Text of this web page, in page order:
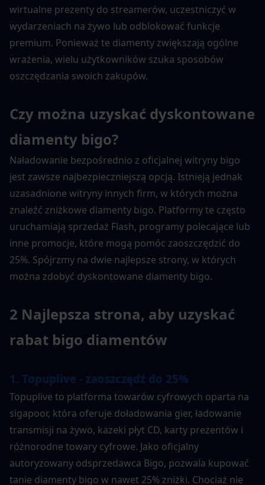
wirtualne prezenty do streamerów, uczestniczyć w
wydarzeniach na żywo lub odblokować funkcje
premium. Ponieważ te diamenty zwiększają ogólne
wrażenia, wielu użytkowników szuka sposobów
oszczędzania swoich zakupów.
Czy można uzyskać dyskontowane
diamenty bigo?
Naładowanie bezpośrednio z oficjalnej witryny bigo
jest zawsze najbezpieczniejszą opcją. Istnieją jednak
uzasadnione witryny innych firm, w których można
znaleźć zniżkowe diamenty bigo. Platformy te często
uruchamiają sprzedaż Flash, programy polecające lub
inne promocje, które mogą pomóc zaoszczędzić do
25%. Spójrzmy na dwie najlepsze strony, w których
można zdobyć dyskontowane diamenty bigo.
2 Najlepsza strona, aby uzyskać
rabat bigo diamentów
1. Topuplive - zaoszczędź do 25%
Topuplive to platforma towarów cyfrowych oparta na
sigapoor, która oferuje doładowania gier, ładowanie
transmisji na żywo, kazeki płyt CD, karty prezentów i
różnorodne towary cyfrowe. Jako oficjalny
autoryzowany odsprzedawca Bigo, pozwala kupować
tanie diamenty bigo w nawet 25% zniżki. Chociaż nie